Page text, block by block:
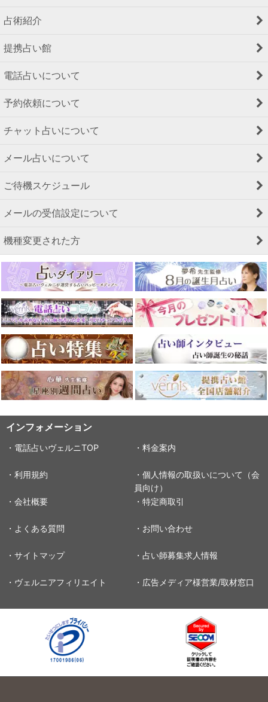
占術紹介
提携占い館
電話占いについて
予約依頼について
チャット占いについて
メール占いについて
ご待機スケジュール
メールの受信設定について
機種変更された方
インフォメーション
・電話占いヴェルニTOP ・料金案内
・利用規約
・個人情報の取扱いについて（会
員向け）
・会社概要
・特定商取引
・よくある質問 ・お問い合わせ
・サイトマップ ・占い師募集求人情報
・ヴェルニアフィリエイト ・広告メディア様営業/取材窓口